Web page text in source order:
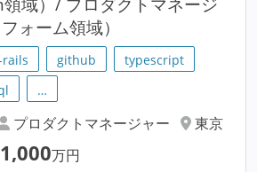
ォーム領域）
github
typescript
…
プロダクトマネージャー
東京
1,000万円